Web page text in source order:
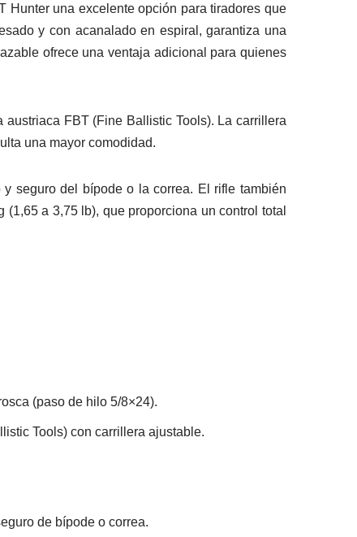
Hunter una excelente opción para tiradores que
y con acanalado en espiral, garantiza una
ofrece una ventaja adicional para quienes
FBT (Fine Ballistic Tools). La carrillera
una mayor comodidad.
y segurodel bípode o la correa. El rifle también
a 3,75 lb), que proporciona un control total
(paso de hilo 5/8×24).
Tools) con carrillera ajustable.
de bípode o correa.